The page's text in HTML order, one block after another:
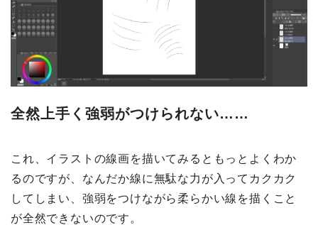
全然上手く強弱がつけられない……
これ、イラストの線画を描いてみるともっとよくわか
るのですが、なんだか線に無駄な力が入ってカクカク
してしまい、強弱をつけながら柔らかい線を描くこと
が全然できないのです。